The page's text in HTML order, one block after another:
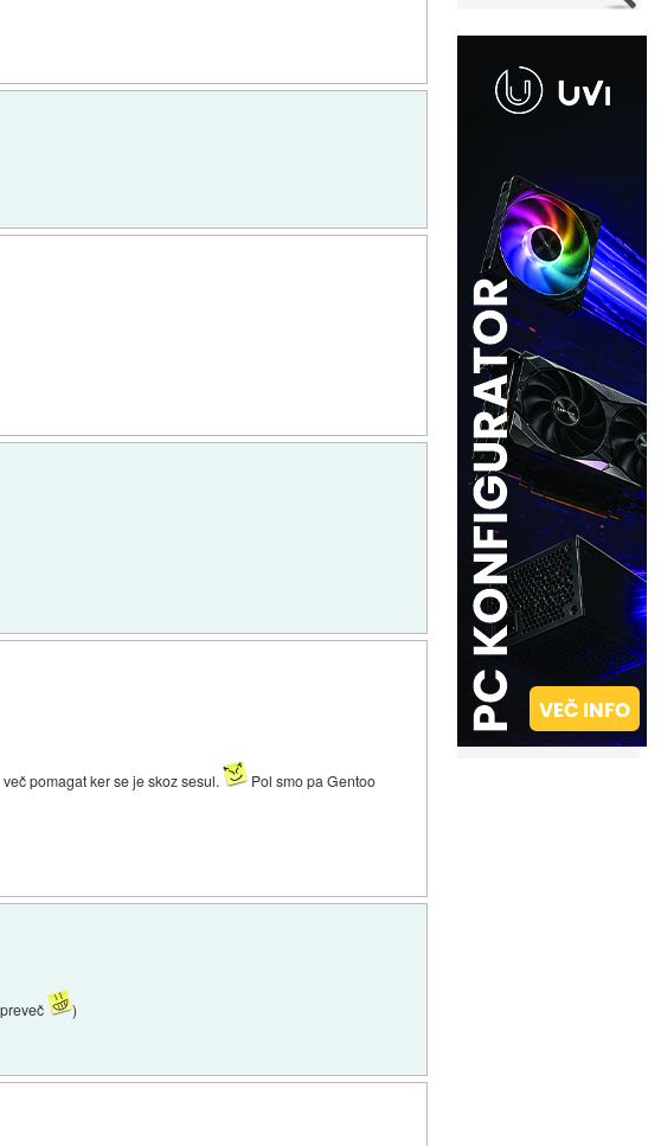
pomagat ker se je skoz sesul.
Pol smo pa Gentoo
)